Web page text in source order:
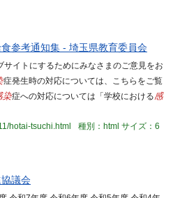
参考通知集 - 埼玉県教育委員会
イトにするためにみなさまのご意見をお
症発生時の対応については、こちらをご覧
染症への対応については「学校における感
hotai-tsuchi.html
種別：html サイズ：6
議会